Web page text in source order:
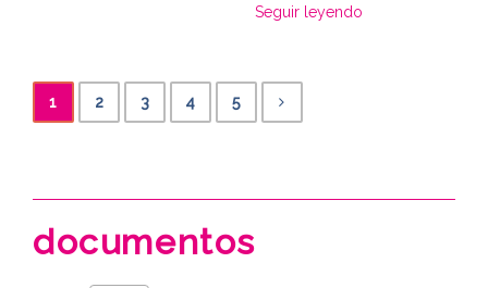
Seguir leyendo
1 2 3 4 5
documentos